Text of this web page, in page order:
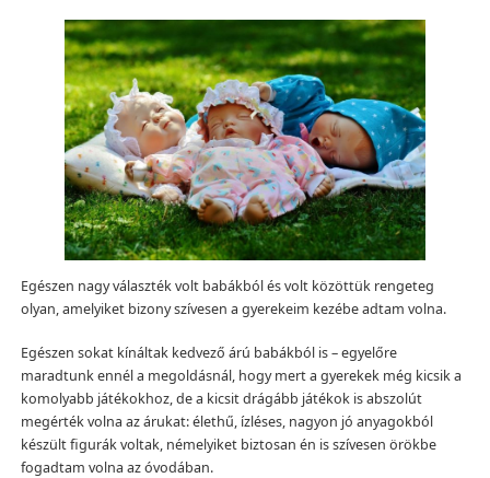
Egészen nagy választék volt babákból és volt közöttük rengeteg
olyan, amelyiket bizony szívesen a gyerekeim kezébe adtam volna.
Egészen sokat kínáltak kedvező árú babákból is – egyelőre
maradtunk ennél a megoldásnál, hogy mert a gyerekek még kicsik a
komolyabb játékokhoz, de a kicsit drágább játékok is abszolút
megérték volna az árukat: élethű, ízléses, nagyon jó anyagokból
készült figurák voltak, némelyiket biztosan én is szívesen örökbe
fogadtam volna az óvodában.